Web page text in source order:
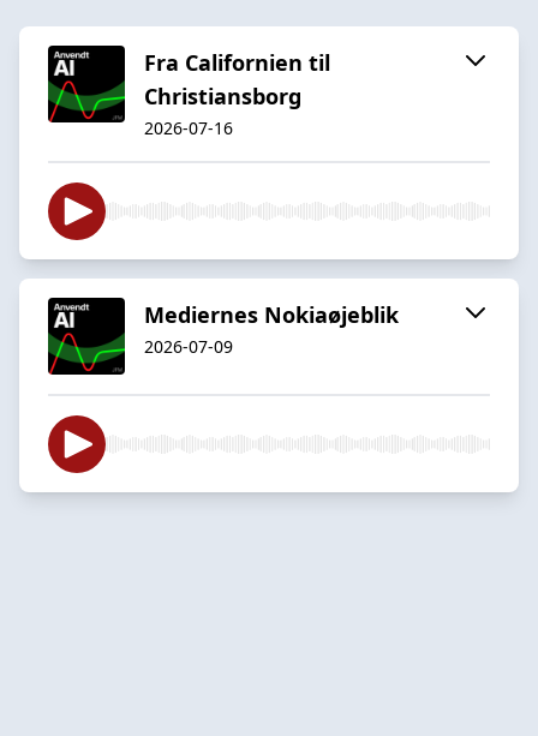
Fra Californien til
Christiansborg
2026-07-16
Mediernes Nokiaøjeblik
2026-07-09